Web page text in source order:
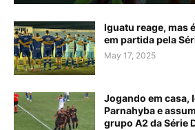
Iguatu reage, mas
em partida pela
May 17, 2025
Jogando em casa,
Parnahyba e
grupo A2 da Série